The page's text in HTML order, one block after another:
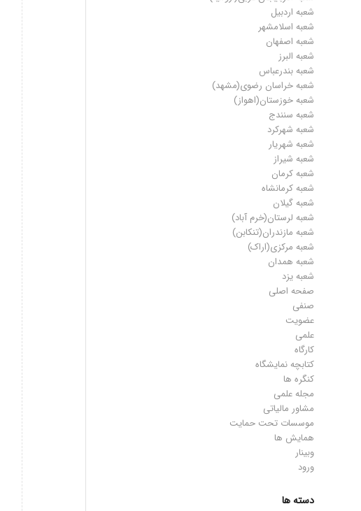
شعبه اردبیل
شعبه اسلامشهر
شعبه اصفهان
شعبه البرز
شعبه بندرعباس
شعبه خراسان رضوی(مشهد)
شعبه خوزستان(اهواز)
شعبه سنندج
شعبه شهرکرد
شعبه شهریار
شعبه شیراز
شعبه کرمان
شعبه کرمانشاه
شعبه گیلان
شعبه لرستان(خرم آباد)
شعبه مازندران(تنکابن)
شعبه مرکزی(اراک)
شعبه همدان
شعبه یزد
صفحه اصلی
صنفی
عضویت
علمی
کارگاه
کتابچه نمایشگاه
کنگره ها
مجله علمی
مشاور مالیاتی
موسسات تحت حمایت
همایش ها
وبینار
ورود
دسته ها